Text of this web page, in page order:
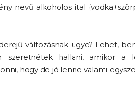
nevű alkoholos ital
változásnak ugye? Lehet,
hallani, amikor a
hogy de jó lenne valami